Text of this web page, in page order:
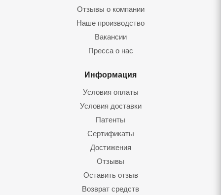
Отзывы о компании
Наше производство
Вакансии
Пресса о нас
Информация
Условия оплаты
Условия доставки
Патенты
Сертификаты
Достижения
Отзывы
Оставить отзыв
Возврат средств